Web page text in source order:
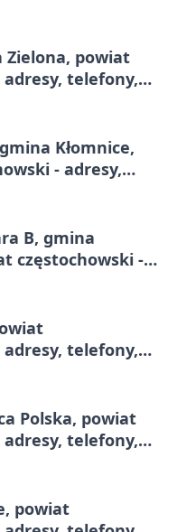
Zielona, powiat
telefony,
Kłomnice,
- adresy,
B, gmina
częstochowski -
telefony,
Polska, powiat
telefony,
powiat